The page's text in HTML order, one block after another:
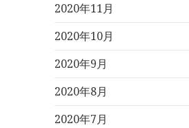
2020年11月
2020年10月
2020年9月
2020年8月
2020年7月